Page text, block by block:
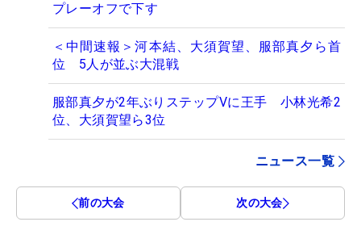
プレーオフで下す
＜中間速報＞河本結、大須賀望、服部真夕ら首
位 5人が並ぶ大混戦
服部真夕が2年ぶりステップVに王手 小林光希2
位、大須賀望ら3位
ニュース一覧
前の大会 次の大会